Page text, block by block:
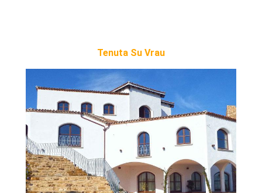
Tenuta Su Vrau